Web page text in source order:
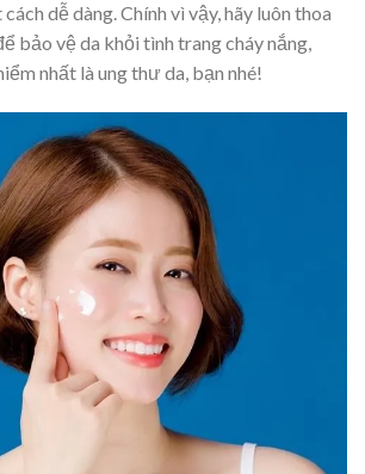
dễ dàng. Chính vì vậy, hãy luôn thoa
bảo vệ da khỏi tình trang cháy nắng,
nhất là ung thư da, bạn nhé!